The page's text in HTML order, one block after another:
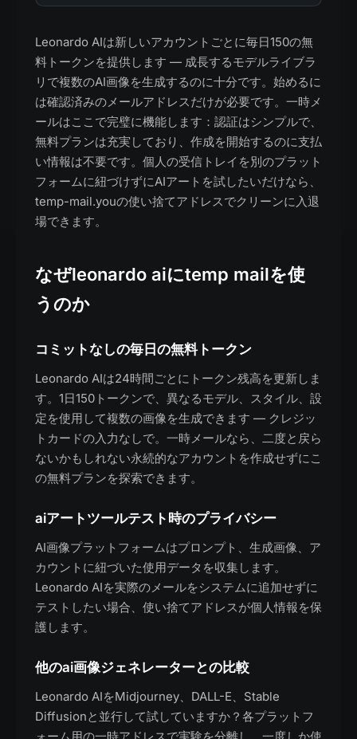
Leonardo AIは新しいアカウントごとに毎日150の無
料トークンを提供します — 成長するモデルライブラ
リで複数のAI画像を生成するのに十分です。始めるに
は確認済みのメールアドレスだけが必要です。一時メ
ールはここで完璧に機能します：認証はシンプルで、
無料プランは充実しており、作成を開始するのに支払
い情報は不要です。個人の受信トレイを別のプラット
フォームに紐づけずにAIアートを試したいだけなら、
temp-mail.youの使い捨てアドレスでクリーンに入退
場できます。
なぜleonardo aiにtemp mailを使
うのか
コミットなしの毎日の無料トークン
Leonardo AIは24時間ごとにトークン残高を更新しま
す。1日150トークンで、異なるモデル、スタイル、設
定を使用して複数の画像を生成できます — クレジッ
トカードの入力なしで。一時メールなら、二度と戻ら
ないかもしれない永続的なアカウントを作成せずにこ
の無料プランを探索できます。
aiアートツールテスト時のプライバシー
AI画像プラットフォームはプロンプト、生成画像、ア
カウントに紐づいた使用データを収集します。
Leonardo AIを実際のメールをシステムに追加せずに
テストしたい場合、使い捨てアドレスが個人情報を保
護します。
他のai画像ジェネレーターとの比較
Leonardo AIをMidjourney、DALL-E、Stable
Diffusionと並行して試していますか？各プラットフ